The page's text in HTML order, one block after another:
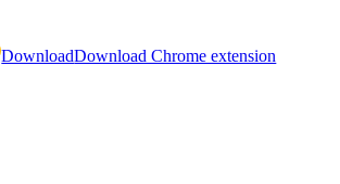
DownloadDownload Chrome extension